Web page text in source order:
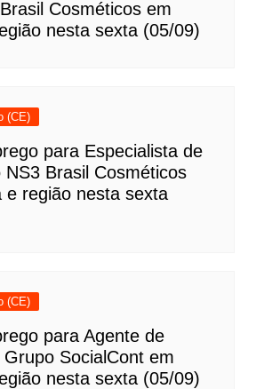
Cosméticos em
nesta sexta (05/09)
(CE)
para Especialista de
NS3 Brasil Cosméticos
e região nesta sexta
(CE)
para Agente de
SocialCont em
nesta sexta (05/09)